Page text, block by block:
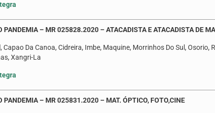
PANDEMIA – MR 025828.2020 – ATACADISTA E ATACADISTA DE
Capao Da Canoa, Cidreira, Imbe, Maquine, Morrinhos Do Sul,
Xangri-La
PANDEMIA – MR 025831.2020 – MAT. ÓPTICO, FOTO,CINE